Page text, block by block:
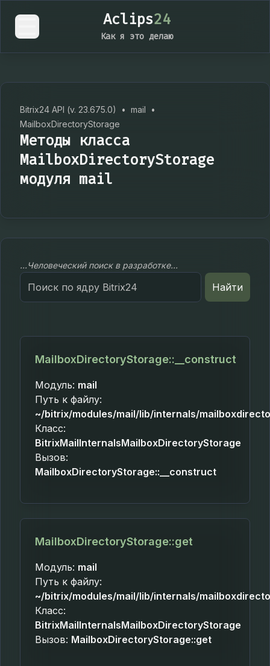
Aclips24
Как я это делаю
Bitrix24 API (v. 23.675.0) • mail
•
MailboxDirectoryStorage
Методы класса
MailboxDirectoryStorage
модуля mail
...Человеческий поиск в разработке...
Search
for:
Найти
MailboxDirectoryStorage::__construct
Модуль: mail
Путь к файлу:
~/bitrix/modules/mail/lib/internals/
Класс:
BitrixMailInternalsMailboxDirectoryStorage
Вызов:
MailboxDirectoryStorage::__construct
MailboxDirectoryStorage::get
Модуль: mail
Путь к файлу:
~/bitrix/modules/mail/lib/internals/
Класс:
BitrixMailInternalsMailboxDirectoryStorage
Вызов: MailboxDirectoryStorage::get